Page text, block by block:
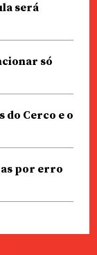
será
só
Cerco e o
por erro